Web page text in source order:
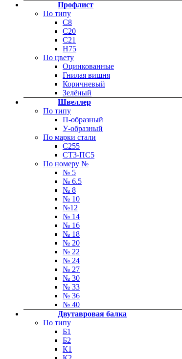
Профлист
По типу
С8
С20
C21
Н75
По цвету
Оцинкованные
Гнилая вишня
Коричневый
Зелёный
Швеллер
По типу
П-образный
У-образный
По марки стали
С255
СТ3-ПС5
По номеру №
№ 5
№ 6.5
№ 8
№ 10
№12
№ 14
№ 16
№ 18
№ 20
№ 22
№ 24
№ 27
№ 30
№ 33
№ 36
№ 40
Двутавровая балка
По типу
Б1
Б2
К1